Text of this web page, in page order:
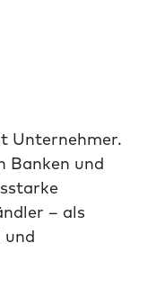
Unternehmer.
Banken und
– als
und